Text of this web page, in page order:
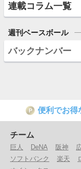
連載コラム一覧
週刊ベースボール
バックナンバー
P 便利でお得
チーム
巨人 DeNA 阪神
ソフトバンク
楽天